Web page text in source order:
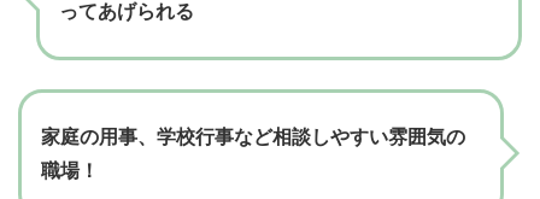
ってあげられる
家庭の用事、学校行事など相談しやすい雰囲気の
職場！